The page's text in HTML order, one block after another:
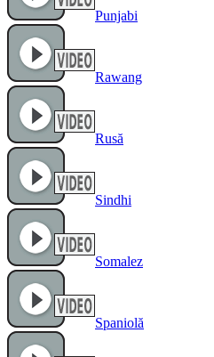
Punjabi
Rawang
Rusă
Sindhi
Somalez
Spaniolă